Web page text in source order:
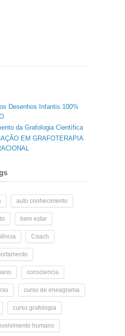
Desenhos Infantis 100%
da Grafologia Científica
EM GRAFOTERAPIA
auto conhecimento
bem estar
Coach
consciencia
curso de eneagrama
curso grafologia
humano